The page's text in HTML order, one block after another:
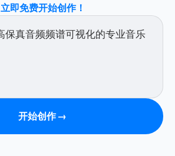
立即免费开始创作！
开始创作 →